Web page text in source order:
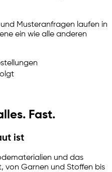
Musteranfragen laufen in
ein wie alle anderen
Fast.
ist
und das
von Garnen und Stoffen bis